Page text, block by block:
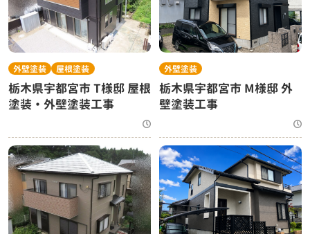
外壁塗装 屋根塗装
栃木県宇都宮市 T様邸 屋根
塗装・外壁塗装工事
外壁塗装
栃木県宇都宮市 M様邸 外
壁塗装工事